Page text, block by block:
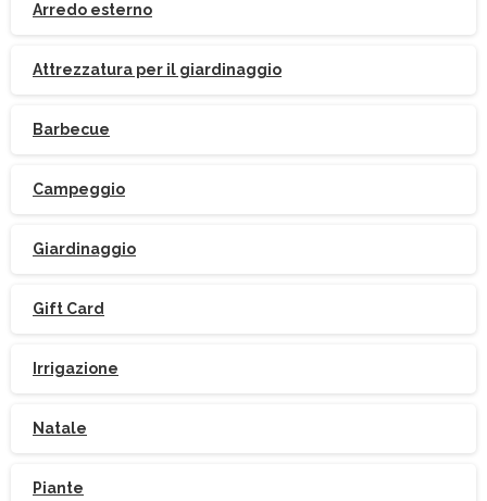
Arredo esterno
Attrezzatura per il giardinaggio
Barbecue
Campeggio
Giardinaggio
Gift Card
Irrigazione
Natale
Piante